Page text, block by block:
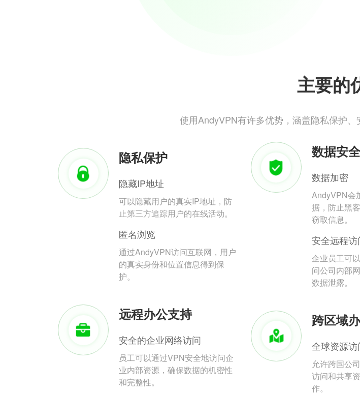
主要的
使用AndyVPN有许多优势，涵盖隐私保护
隐私保护
隐藏IP地址
可以隐藏用户的真实IP地址，防
止第三方追踪用户的在线活动。
匿名浏览
通过AndyVPN访问互联网，用户
的真实身份和位置信息得到保
护。
数据安全
数据加密
AndyVPN会
据，防止黑
窃取信息。
安全远程访
企业员工可
问公司内部
数据泄露。
远程办公支持
安全的企业网络访问
员工可以通过VPN安全地访问企
业内部资源，确保数据的机密性
和完整性。
跨区域
全球资源访
允许跨国公
访问和共享
作。